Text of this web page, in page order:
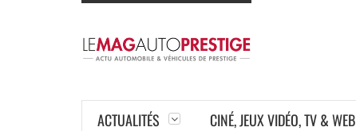
ACTUALITÉS CINÉ, JEUX VIDÉO, TV & WEB